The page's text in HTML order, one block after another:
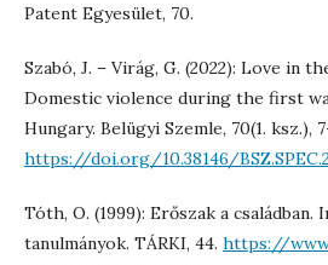
Patent Egyesület, 70.
Szabó, J. – Virág, G. (2022): Love in
Domestic violence during the first
Hungary. Belügyi Szemle, 70(1. ksz.),
https://doi.org/10.38146/
Tóth, O. (1999): Erőszak a
tanulmányok. TÁRKI, 44. https://